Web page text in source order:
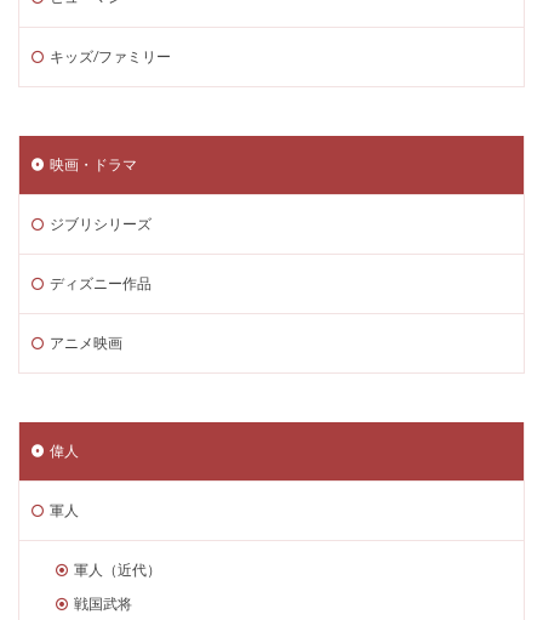
キッズ/ファミリー
映画・ドラマ
ジブリシリーズ
ディズニー作品
アニメ映画
偉人
軍人
軍人（近代）
戦国武将